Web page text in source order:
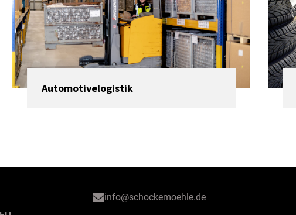
Automotivelogistik
info@schockemoehle.de